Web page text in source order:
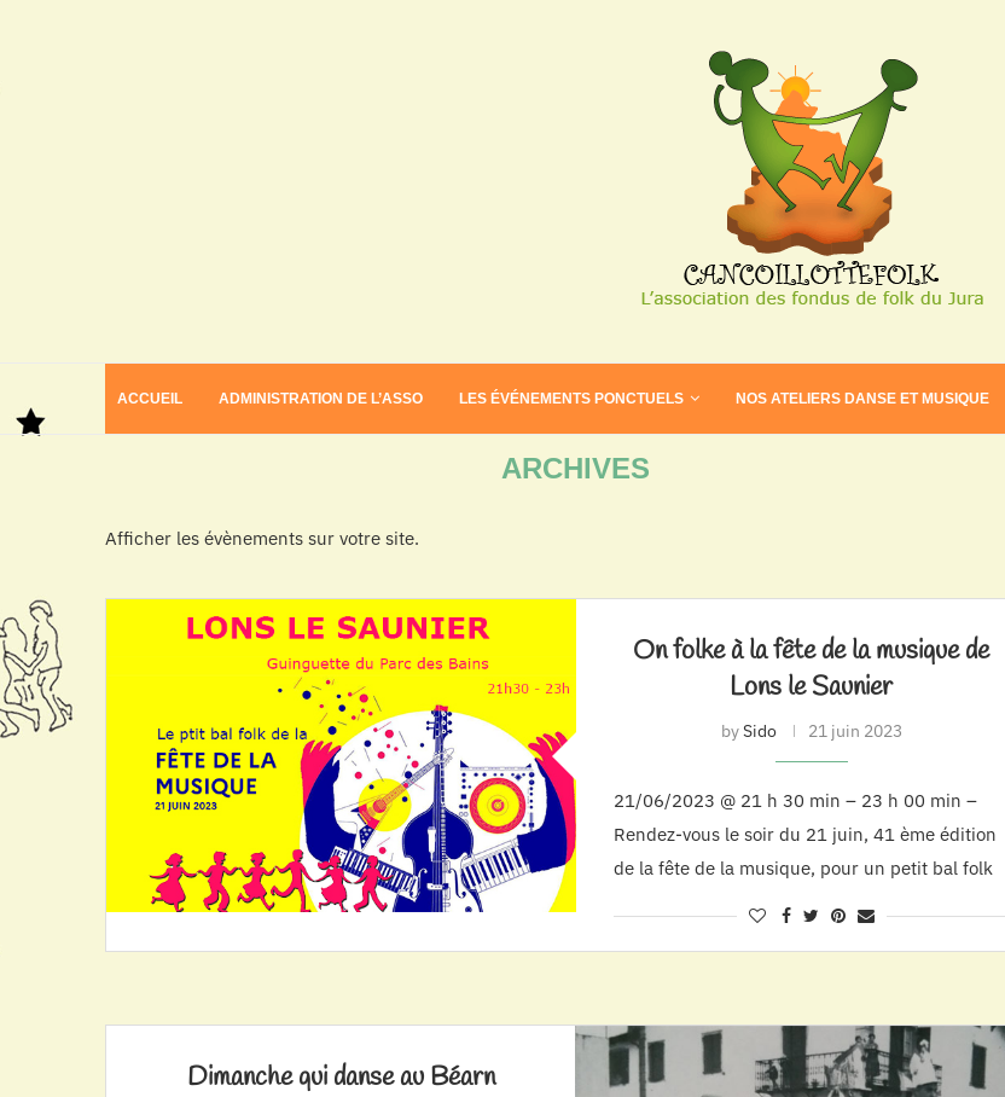
ACCUEIL ADMINISTRATION DE L’ASSO LES ÉVÉNEMENTS PONCTUELS NOS ATELIERS DANSE ET MUSIQUE
ARCHIVES
Afficher les évènements sur votre site.
On folke à la fête de la musique de
Lons le Saunier
bySido 21 juin 2023
21/06/2023 @ 21 h 30 min – 23 h 00 min –
Rendez-vous le soir du 21 juin, 41 ème édition
de la fête de la musique, pour un petit bal folk
Dimanche qui danse au Béarn